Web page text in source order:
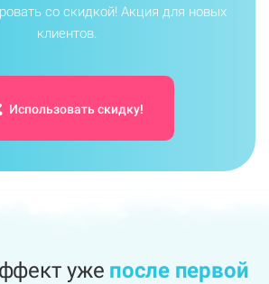
со скидкой! Акция для новых
клиентов.
Использовать скидку!
уже после первой